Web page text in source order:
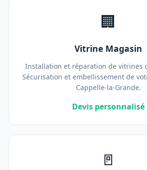
🏢
Vitrine Magasin
Installation et réparation de vitrines
Sécurisation et embellissement de
Cappelle-la-Grande.
Devis personnalisé
🚪